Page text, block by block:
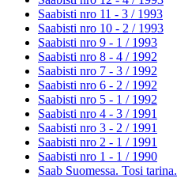
Saabisti nro 11 - 3 / 1993
Saabisti nro 10 - 2 / 1993
Saabisti nro 9 - 1 / 1993
Saabisti nro 8 - 4 / 1992
Saabisti nro 7 - 3 / 1992
Saabisti nro 6 - 2 / 1992
Saabisti nro 5 - 1 / 1992
Saabisti nro 4 - 3 / 1991
Saabisti nro 3 - 2 / 1991
Saabisti nro 2 - 1 / 1991
Saabisti nro 1 - 1 / 1990
Saab Suomessa. Tosi tarina.